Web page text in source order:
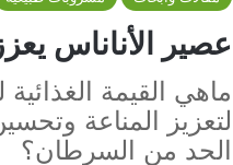
عصير الأناناس
ماهي القيمة
لتعزيز المناعة
الحد من السرطان؟